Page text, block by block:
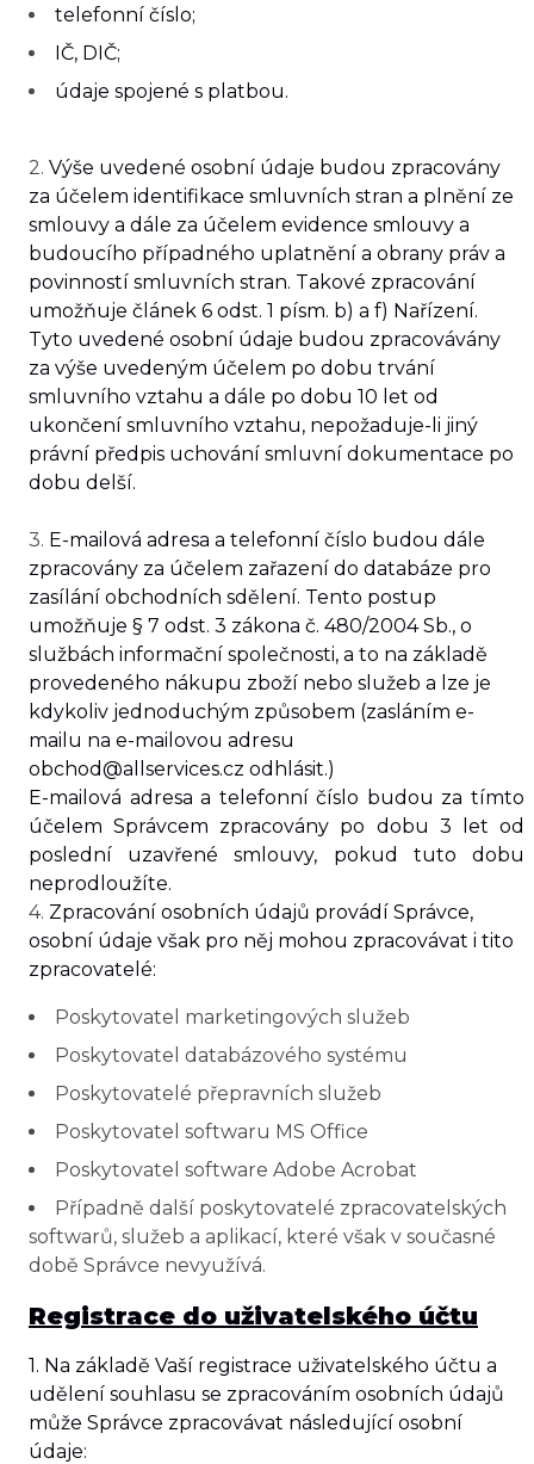
telefonní číslo;
IČ, DIČ;
údaje spojené s platbou.
2. Výše uvedené osobní údaje budou zpracovány
za účelem identifikace smluvních stran a plnění ze
smlouvy a dále za účelem evidence smlouvy a
budoucího případného uplatnění a obrany práv a
povinností smluvních stran. Takové zpracování
umožňuje článek 6 odst. 1 písm. b) a f) Nařízení.
Tyto uvedené osobní údaje budou zpracovávány
za výše uvedeným účelem po dobu trvání
smluvního vztahu a dále po dobu 10 let od
ukončení smluvního vztahu, nepožaduje-li jiný
právní předpis uchování smluvní dokumentace po
dobu delší.
3. E-mailová adresa a telefonní číslo budou dále
zpracovány za účelem zařazení do databáze pro
zasílání obchodních sdělení. Tento postup
umožňuje § 7 odst. 3 zákona č. 480/2004 Sb., o
službách informační společnosti, a to na základě
provedeného nákupu zboží nebo služeb a lze je
kdykoliv jednoduchým způsobem (zasláním e-
mailu na e-mailovou adresu
obchod@allservices.cz odhlásit.)
E-mailová adresa a telefonní číslo budou za tímto
účelem Správcem zpracovány po dobu 3 let od
poslední uzavřené smlouvy, pokud tuto dobu
neprodloužíte.
4. Zpracování osobních údajů provádí Správce,
osobní údaje však pro něj mohou zpracovávat i tito
zpracovatelé:
Poskytovatel marketingových služeb
Poskytovatel databázového systému
Poskytovatelé přepravních služeb
Poskytovatel softwaru MS Office
Poskytovatel software Adobe Acrobat
Případně další poskytovatelé zpracovatelských
softwarů, služeb a aplikací, které však v současné
době Správce nevyužívá.
Registrace do uživatelského účtu
1. Na základě Vaší registrace uživatelského účtu a
udělení souhlasu se zpracováním osobních údajů
může Správce zpracovávat následující osobní
údaje: